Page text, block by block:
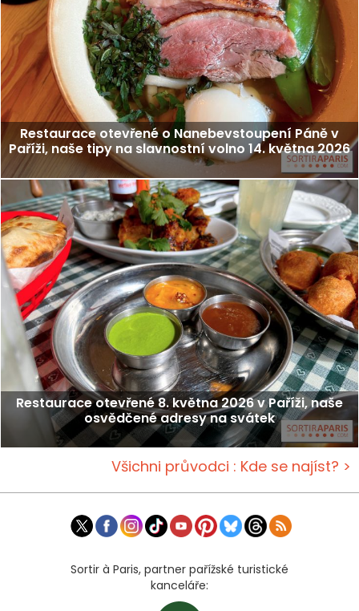
Restaurace otevřené o Nanebevstoupení Páně v
Paříži, naše tipy na slavnostní volno 14. května 2026
Restaurace otevřené 8. května 2026 v Paříži, naše
osvědčené adresy na svátek
Všichni průvodci : Kde se najíst? >
Sortir à Paris, partner pařížské turistické
kanceláře: